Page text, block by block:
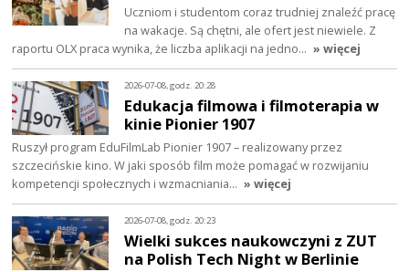
Uczniom i studentom coraz trudniej znaleźć pracę
na wakacje. Są chętni, ale ofert jest niewiele. Z
raportu OLX praca wynika, że liczba aplikacji na jedno… » więcej
2026-07-08, godz. 20:28
Edukacja filmowa i filmoterapia w
kinie Pionier 1907
Ruszył program EduFilmLab Pionier 1907 – realizowany przez
szczecińskie kino. W jaki sposób film może pomagać w rozwijaniu
kompetencji społecznych i wzmacniania… » więcej
2026-07-08, godz. 20:23
Wielki sukces naukowczyni z ZUT
na Polish Tech Night w Berlinie